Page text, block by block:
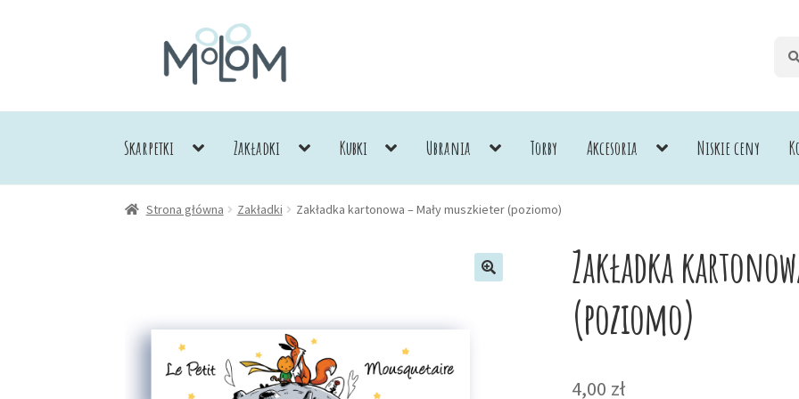
Przejdź
do
nawigacji
Przejdź
do
treści
Skarpetki Zakładki Kubki Ubrania Torby Akcesoria Niskie ceny
Strona główna Zakładki Zakładka kartonowa – Mały muszkieter (poziomo)
Zakładka
(poziomo)
4,00 zł